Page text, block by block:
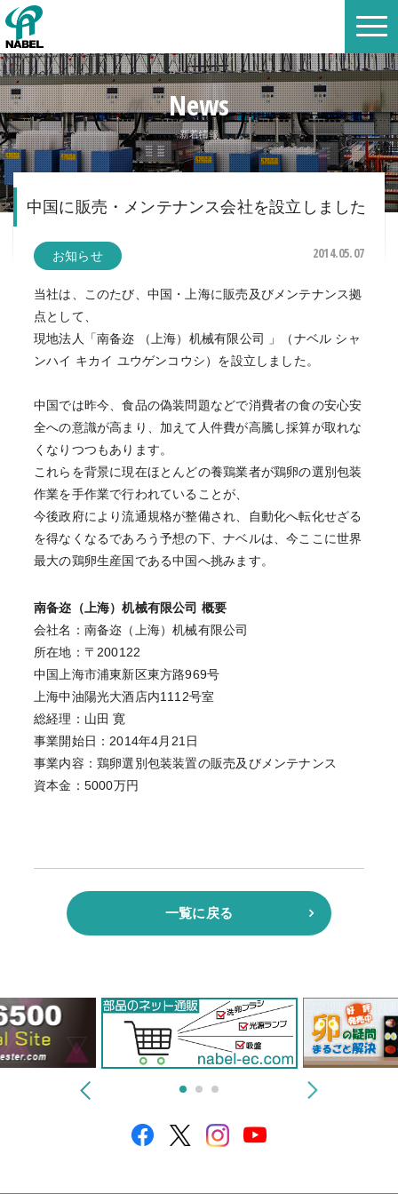
News
新着情報
中国に販売・メンテナンス会社を設立しました
お知らせ 2014.05.07
当社は、このたび、中国・上海に販売及びメンテナンス拠
点として、
現地法人「南备迩 （上海）机械有限公司 」（ナベル シャ
ンハイ キカイ ユウゲンコウシ）を設立しました。
中国では昨今、食品の偽装問題などで消費者の食の安心安
全への意識が高まり、加えて人件費が高騰し採算が取れな
くなりつつもあります。
これらを背景に現在ほとんどの養鶏業者が鶏卵の選別包装
作業を手作業で行われていることが、
今後政府により流通規格が整備され、自動化へ転化せざる
を得なくなるであろう予想の下、ナベルは、今ここに世界
最大の鶏卵生産国である中国へ挑みます。
南备迩（上海）机械有限公司 概要
会社名：南备迩（上海）机械有限公司
所在地：〒200122
中国上海市浦東新区東方路969号
上海中油陽光大酒店内1112号室
総経理：山田 寛
事業開始日：2014年4月21日
事業内容：鶏卵選別包装装置の販売及びメンテナンス
資本金：5000万円
一覧に戻る